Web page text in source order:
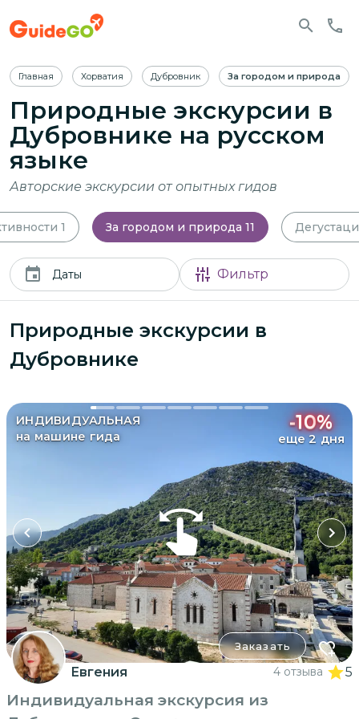
Главная Хорватия Дубровник За городом и природа
Природные экскурсии в
Дубровнике на русском
языке
Авторские экскурсии от опытных гидов
1 За городом и природа 11
Даты Фильтр
Природные экскурсии в
Дубровнике
ИНДИВИДУАЛЬНАЯ
на машине гида
-10%
еще 2 дня
Заказать
Евгения 4 отзыва 5
Индивидуальная экскурсия из